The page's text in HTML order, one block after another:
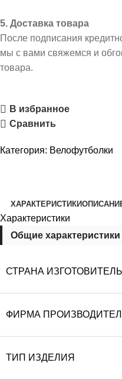
5. Доставка товара
После подписания
мы с вами свяжемся и
товара.
В избранное
Сравнить
Категория: Велофутболки
ХАРАКТЕРИСТИКИ
Характеристики
Общие характеристики
СТРАНА ИЗГОТОВИТЕЛЬ
ФИРМА
ТИП ИЗДЕЛИЯ